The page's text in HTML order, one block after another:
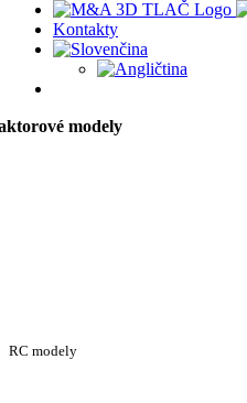
Kontakty
modely
RC modely